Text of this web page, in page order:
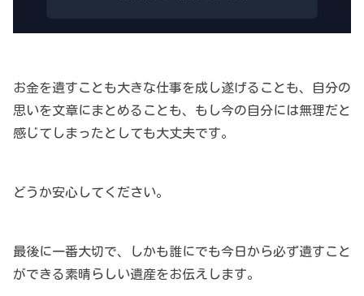
お金を遺すことも大きな仕事を成し遂げることも、自分の
思いを文章にまとめることも、もし今の自分には無理だと
感じてしまったとしても大丈夫です。
どうか安心してください。
最後に一番大切で、しかも誰にでも今日から必ず遺すこと
ができる素晴らしい遺産をお伝えします。